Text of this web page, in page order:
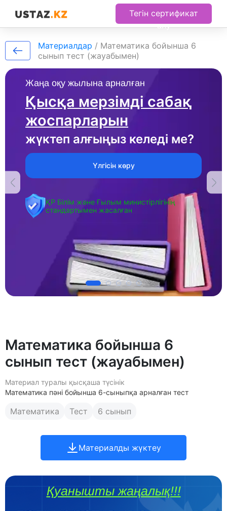
Тегін сертификат
алу
Жаңа оқу жылына арналған
Қысқа мерзімді сабақ
жоспарларын
жүктеп алғыңыз келеді ме?
Үлгісін көру
ҚР Білім және Ғылым министірлігінің
стандартымен жасалған
Материалдар / Математика бойынша 6
сынып тест (жауабымен)
Математика бойынша 6
сынып тест (жауабымен)
Материал туралы қысқаша түсінік
Математика пәні бойынша 6-сыныпқа арналған тест
Математика Тест 6 сынып
Материалды жүктеу
Қуанышты жаңалық!!!